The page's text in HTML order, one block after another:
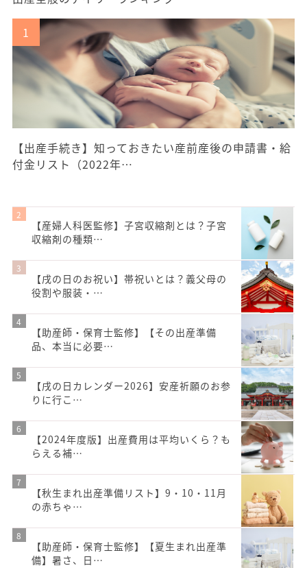
【出産手続き】知っておきたい産前産後の申請書・給
付金リスト（2022年…
【産婦人科医監修】子宮収縮剤とは？子宮
収縮剤の種類…
【戌の日のお祝い】帯祝いとは？義父母の
役割や服装・…
【助産師・保育士監修】【その出産準備
品、本当に必要…
【戌の日カレンダー2026】安産祈願のお参
りに行こ…
【2024年度版】出産費用は平均いくら？も
らえる補…
【秋生まれ出産準備リスト】9・10・11月
の赤ちゃ…
【助産師・保育士監修】【夏生まれ出産準
備】暑さ、日…